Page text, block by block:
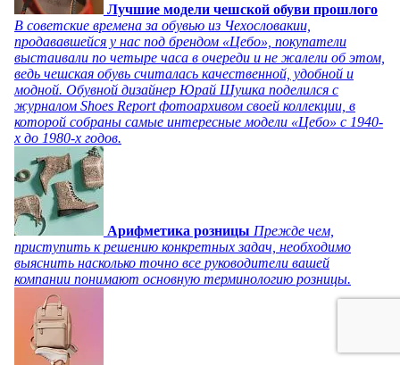
Лучшие модели чешской обуви прошлого
В советские времена за обувью из Чехословакии,
продававшейся у нас под брендом «Цебо», покупатели
выстаивали по четыре часа в очереди и не жалели об этом,
ведь чешская обувь считалась качественной, удобной и
модной. Обувной дизайнер Юрай Шушка поделился с
журналом Shoes Report фотоархивом своей коллекции, в
которой собраны самые интересные модели «Цебо» с 1940-
х до 1980-х годов.
Арифметика розницы Прежде чем,
приступить к решению конкретных задач, необходимо
выяснить насколько точно все руководители вашей
компании понимают основную терминологию розницы.